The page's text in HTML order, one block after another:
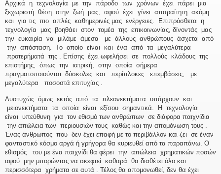
Αρχικά η τεχνολογία με την πάροδο των χρόνων έχει πάρει μια
ξεχωριστή θέση στην ζωή μας, αφού έχει γίνει απαραίτητη ακόμη
και για τις πιο απλές καθημερινές μας ενέργειες. Επιπρόσθετα η
τεχνολογία μας βοηθάει στον τομέα της επικοινωνίας, δίνοντάς μας
την ευκαιρία να μιλάμε άμεσα με άλλους ανθρώπους άσχετα από
την απόσταση. Το οποίο είναι και ένα από τα μεγαλύτερα
προτερήματά της . Επίσης έχει ωφελήσει σε πολλούς κλάδους της
επιστήμης, όπως την ιατρική, στην οποία σήμερα
πραγματοποιούνται δύσκολες και περίπλοκες επεμβάσεις, με
μεγαλύτερα ποσοστά επιτυχίας .
Δυστυχώς όμως εκτός από τα πλεονεκτήματα υπάρχουν και
μειονεκτήματα τα οποία είναι εξίσου σημαντικά. Η τεχνολογία
είναι υπεύθυνη για τον εθισμό των ανθρώπων σε διάφορα παιχνίδια
την απώλεια των περιουσιών τους καθώς και την απομόνωση τους .
Ένας άνθρωπος που δεν έχει επαφή με το περιβάλλον και ζει σε έναν
φανταστικό κόσμο αργά ή γρήγορα θα κυριευθεί από τα παραπάνω. Ο
εθισμός του με ένα παιχνίδι θα φέρει την απώλεια χρηματικών ποσών
αφού μην μπορώντας να σκεφτεί καθαρά θα διαθέτει όλο και
περισσότερα χρήματα σε αυτά . Τέλος θα απομονωθεί, δεν θα έχει